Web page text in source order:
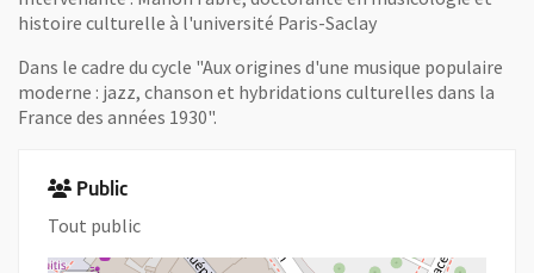
histoire culturelle à l'université Paris-Saclay
Dans le cadre du cycle "Aux origines d'une musique populaire
moderne : jazz, chanson et hybridations culturelles dans la
France des années 1930".
Public
Tout public